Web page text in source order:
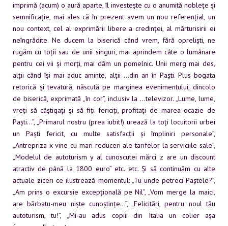
imprimă (acum) o aură aparte, îl investește cu o anumită noblețe și
semnificație, mai ales că în prezent avem un nou referențial, un
nou context, cel al exprimării libere a credinței, al mărturisirii ei
neîngrădite. Ne ducem la biserică când vrem, fără opreliști, ne
rugăm cu toții sau de unii singuri, mai aprindem câte o lumânare
pentru cei vii și morți, mai dăm un pomelnic. Unii merg mai des,
alții când își mai aduc aminte, alții …din an în Paști. Plus bogata
retorică și tevatură, născută pe marginea evenimentului, dincolo
de biserică, exprimată „în cor”, inclusiv la …televizor. „Lume, lume,
vreți să câștigați și să fiți fericiți, profitați de marea ocazie de
Paști…”, „Primarul nostru (prea iubit!) urează la toți locuitorii urbei
un Paști fericit, cu multe satisfacții și împliniri personale”,
„Antrepriza x vine cu mari reduceri ale tarifelor la serviciile sale”,
„Modelul de autoturism y al cunoscutei mărci z are un discount
atractiv de până la 1800 euro” etc. etc. Și să continuăm cu alte
actuale ziceri ce ilustrează momentul: „Tu unde petreci Paștele?”,
„Am prins o excursie excepțională pe Nil”, „Vom merge la maici,
are bărbatu-meu niște cunoștințe…”, „Felicitări, pentru noul tău
autoturism, tu!”, „Mi-au adus copiii din Italia un colier așa